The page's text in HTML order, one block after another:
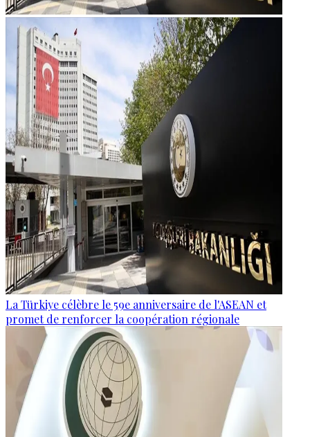
La Türkiye célèbre le 59e anniversaire de l'ASEAN et
promet de renforcer la coopération régionale